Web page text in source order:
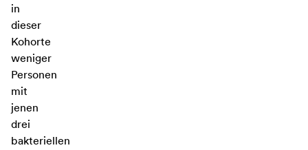
in
dieser
Kohorte
weniger
Personen
mit
jenen
drei
bakteriellen